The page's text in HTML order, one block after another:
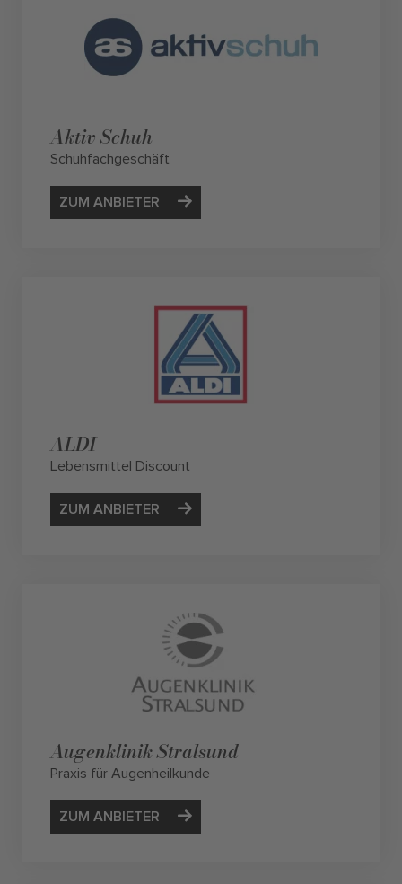
Aktiv Schuh
Schuhfachgeschäft
ZUM ANBIETER
ALDI
Lebensmittel Discount
ZUM ANBIETER
Augenklinik Stralsund
Praxis für Augenheilkunde
ZUM ANBIETER